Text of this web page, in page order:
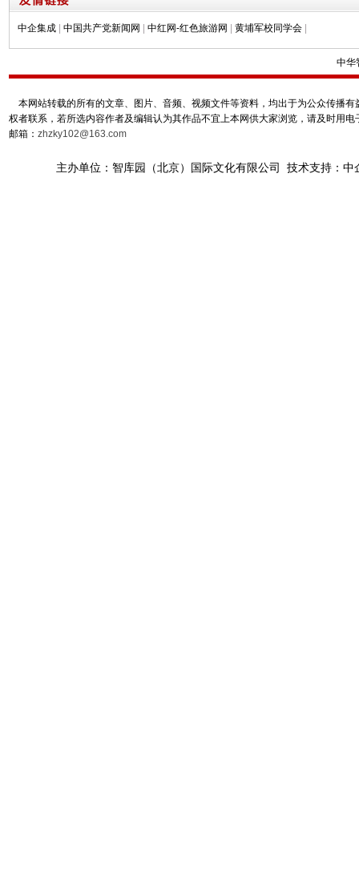
中企集成 中国共产党新闻网 中红网-红色旅游网 黄埔军校同学会
中华
本网站转载的所有的文章、图片、音频、视频文件等资料，均出于为公众传播
权者联系，若所选内容作者及编辑认为其作品不宜上本网供大家浏览，请及时用
邮箱： zhzky102@163.com
主办单位：智库园（北京）国际文化有限公司 技术支持：